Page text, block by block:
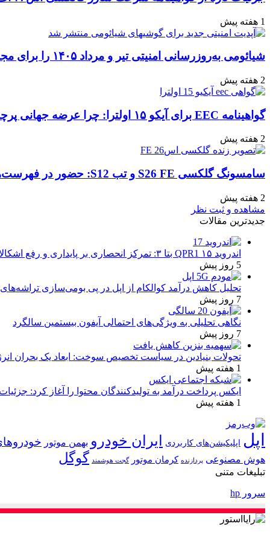
1 هفته پیش
شیائومی به‌روزرسانی امنیتی تیر و مرداد ۱۴۰۵ را برای مجموعه‌ای از دستگاه‌ها منتشر کرد: تعهد به امنیت سایبری
2 هفته پیش
گواهینامه EEC برای آیکو ۱۵ اولترا: چرا عرضه جهانی پرچمدار جدید قطعی به نظر می‌رسد؟
2 هفته پیش
سامسونگ گلکسی S26 FE و تب S12: حضور در فهرست‌های آنلاین گوگل و پیش‌بینی عرضه در پاییز ۱۴۰۵
2 هفته پیش
مشاهده و ثبت نظر
جدیدترین مقالات
اندروید ۱۵ QPR1 بتا ۳: تمرکز انحصاری بر پایداری و رفع اشکالات
5 روز پیش
تحلیل کاهش درآمد کوالکام از اپل در پی بومی‌سازی
7 روز پیش
نگاهی تحلیلی به ویژگی‌های احتمالی آیفون بیستمین سالگرد
7 روز پیش
تحولات بنیادین در سیاست تخصیص سوخت: ابعاد یک بحران
1 هفته پیش
ایکس پرداخت درآمد به تولیدکنندگان محتوا را آغاز کرد:
1 هفته پیش
اپل اپلیکیشن‌های کاربردی ایران خودرو بهمن موتور
هوش مصنوعی پردازنده کرمان موتور گجت هوشمند گوگل
تبلیغات متنی
سرور hp